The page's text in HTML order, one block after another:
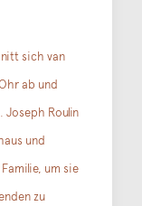
sich van
ab und
Joseph Roulin
und
um sie
zu